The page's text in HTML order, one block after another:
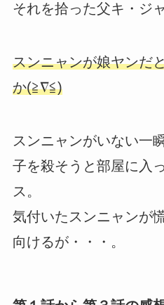
それを拾った父キ・ジャ
スンニャンが娘ヤンだ
か(≧∇≦)
スンニャンがいない一
子を殺そうと部屋に入
ス。
気付いたスンニャンが
向けるが・・・。